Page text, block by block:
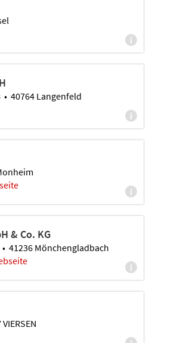
i
i
40764 Langenfeld
i
i
& Co. KG
41236 Mönchengladbach